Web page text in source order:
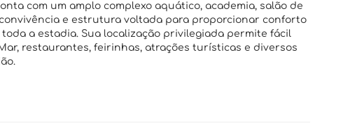
com um amplo complexo aquático, academia, salão de
convivência e estrutura voltada para proporcionar conforto
a estadia. Sua localização privilegiada permite fácil
restaurantes, feirinhas, atrações turísticas e diversos